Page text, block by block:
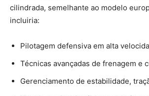
cilindrada, semelhante ao modelo
incluiria:
Pilotagem defensiva em alta
Técnicas avançadas de frenagem e
Gerenciamento de estabilidade,